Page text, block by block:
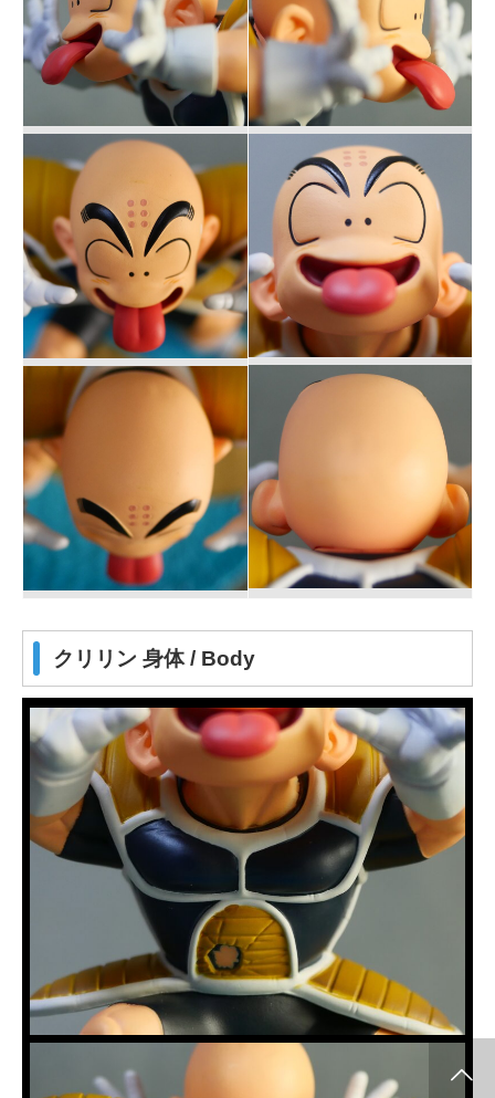
クリリン 身体 / Body
SClutures BIG